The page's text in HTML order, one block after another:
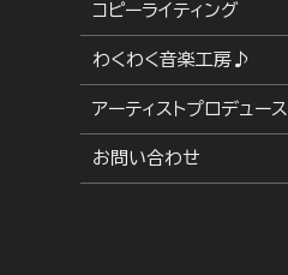
コピーライティング
わくわく音楽工房♪
アーティストプロデュース
お問い合わせ